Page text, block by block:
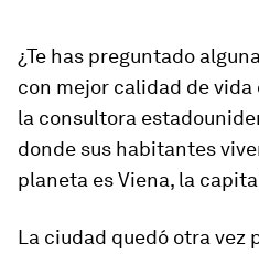
¿Te has preguntado
con mejor calidad de vida
la consultora
donde sus habitantes
planeta es Viena, la
La ciudad quedó otra vez